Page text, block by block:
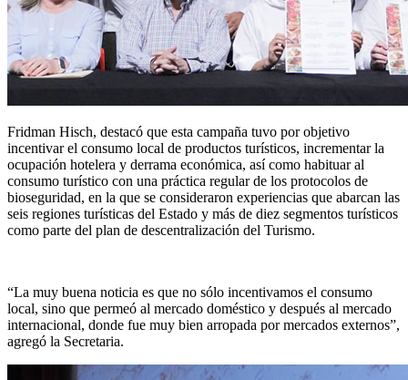
Fridman Hisch, destacó que esta campaña tuvo por objetivo
incentivar el consumo local de productos turísticos, incrementar la
ocupación hotelera y derrama económica, así como habituar al
consumo turístico con una práctica regular de los protocolos de
bioseguridad, en la que se consideraron experiencias que abarcan las
seis regiones turísticas del Estado y más de diez segmentos turísticos
como parte del plan de descentralización del Turismo.
“La muy buena noticia es que no sólo incentivamos el consumo
local, sino que permeó al mercado doméstico y después al mercado
internacional, donde fue muy bien arropada por mercados externos”,
agregó la Secretaria.